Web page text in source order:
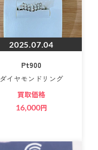
2025.07.04
Pt900
ダイヤモンドリング
買取価格
16,000円